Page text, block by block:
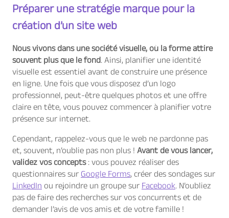
Préparer une stratégie marque pour la
création d’un site web
Nous vivons dans une société visuelle, où la forme attire
souvent plus que le fond. Ainsi, planifier une identité
visuelle est essentiel avant de construire une présence
en ligne. Une fois que vous disposez d’un logo
professionnel, peut-être quelques photos et une offre
claire en tête, vous pouvez commencer à planifier votre
présence sur internet.
Cependant, rappelez-vous que le web ne pardonne pas
et, souvent, n’oublie pas non plus !Avant de vous lancer,
validez vos concepts: vous pouvez réaliser des
questionnaires surGoogle Forms, créer des sondages sur
LinkedInou rejoindre un groupe surFacebook. N’oubliez
pas de faire des recherches sur vos concurrents et de
demander l’avis de vos amis et de votre famille !